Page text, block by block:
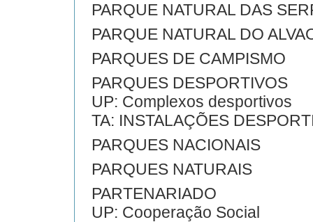
PARQUE NATURAL DAS
PARQUE NATURAL DO
PARQUES DE CAMPISMO
PARQUES DESPORTIVOS
UP: Complexos desportivos
TA: INSTALAÇÕES
PARQUES NACIONAIS
PARQUES NATURAIS
PARTENARIADO
UP: Cooperação Social